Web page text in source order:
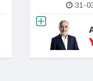
31-